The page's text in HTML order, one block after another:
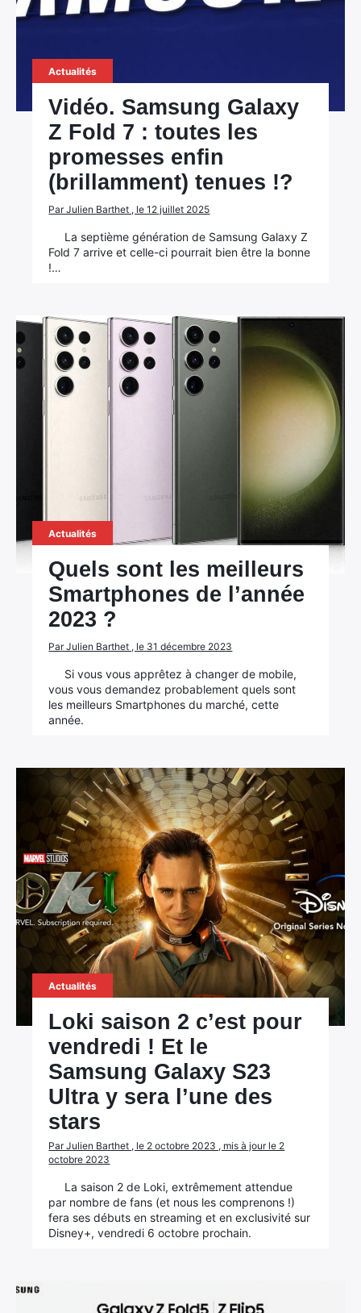
Actualités
Vidéo. Samsung Galaxy
Z Fold 7 : toutes les
promesses enfin
(brillamment) tenues !?
Par Julien Barthet , le 12 juillet 2025
La septième génération de Samsung Galaxy Z
Fold 7 arrive et celle-ci pourrait bien être la bonne
!…
Actualités
Quels sont les meilleurs
Smartphones de l’année
2023 ?
Par Julien Barthet , le 31 décembre 2023
Si vous vous apprêtez à changer de mobile,
vous vous demandez probablement quels sont
les meilleurs Smartphones du marché, cette
année.
Actualités
Loki saison 2 c’est pour
vendredi ! Et le
Samsung Galaxy S23
Ultra y sera l’une des
stars
Par Julien Barthet , le 2 octobre 2023 , mis à jour le 2
octobre 2023
La saison 2 de Loki, extrêmement attendue
par nombre de fans (et nous les comprenons !)
fera ses débuts en streaming et en exclusivité sur
Disney+, vendredi 6 octobre prochain.